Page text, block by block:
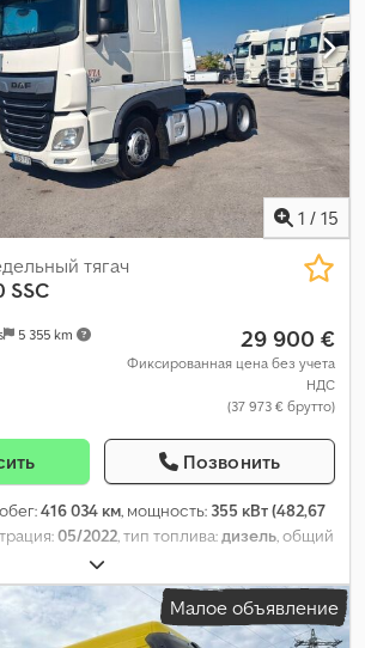
1 / 15
5 355 km
тягач
SSC
29 900 €
Фиксированная цена без учета
НДС
(37 973 € брутто)
Позвонить
416 034 км, мощность: 355 кВт (482,67
05/2022, тип топлива:дизель, общий
осей:
, класс выбросов:Евро 6, Год
ABS, компрессор,
фильтр, электронная программа
Малое объявление